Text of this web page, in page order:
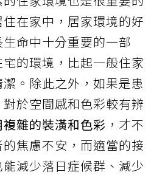
在家中，居家環境的好
命中十分重要的一部
的環境，比起一般住家
。除此之外，如果是患
於空間感和色彩較有辨
雜的裝潢和色彩 ，才不
焦慮不安，而適當的接
減少落日症候群、減少